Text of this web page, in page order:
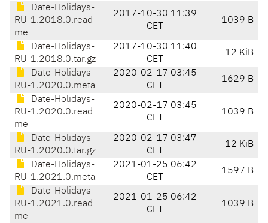
Date-Holidays-
RU-1.2018.0.read
me
2017-10-30 11:39
CET
1039 B
Date-Holidays-
RU-1.2018.0.tar.gz
2017-10-30 11:40
CET
12 KiB
Date-Holidays-
RU-1.2020.0.meta
2020-02-17 03:45
CET
1629 B
Date-Holidays-
RU-1.2020.0.read
me
2020-02-17 03:45
CET
1039 B
Date-Holidays-
RU-1.2020.0.tar.gz
2020-02-17 03:47
CET
12 KiB
Date-Holidays-
RU-1.2021.0.meta
2021-01-25 06:42
CET
1597 B
Date-Holidays-
RU-1.2021.0.read
me
2021-01-25 06:42
CET
1039 B